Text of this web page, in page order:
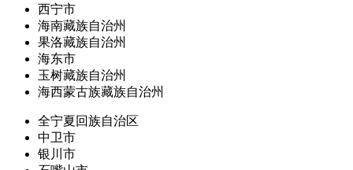
西宁市
海南藏族自治州
果洛藏族自治州
海东市
玉树藏族自治州
海西蒙古族藏族自治州
全宁夏回族自治区
中卫市
银川市